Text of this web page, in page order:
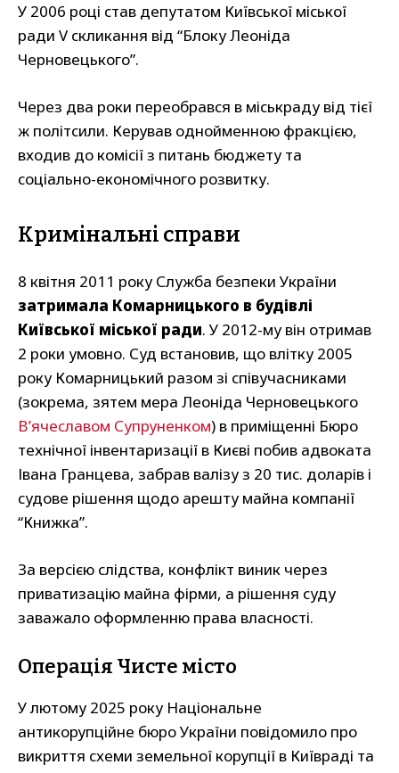
У 2006 році став депутатом Київської міської
ради V скликання від “Блоку Леоніда
Черновецького”.
Через два роки переобрався в міськраду від тієї
ж політсили. Керував однойменною фракцією,
входив до комісії з питань бюджету та
соціально-економічного розвитку.
Кримінальні справи
8 квітня 2011 року Служба безпеки України
затримала Комарницького в будівлі
Київської міської ради. У 2012-му він отримав
2 роки умовно. Суд встановив, що влітку 2005
року Комарницький разом зі співучасниками
(зокрема, зятем мера Леоніда Черновецького
В’ячеславом Супруненком) в приміщенні Бюро
технічної інвентаризації в Києві побив адвоката
Івана Гранцева, забрав валізу з 20 тис. доларів і
судове рішення щодо арешту майна компанії
“Книжка”.
За версією слідства, конфлікт виник через
приватизацію майна фірми, а рішення суду
заважало оформленню права власності.
Операція Чисте місто
У лютому 2025 року Національне
антикорупційне бюро України повідомило про
викриття схеми земельної корупції в Київраді та